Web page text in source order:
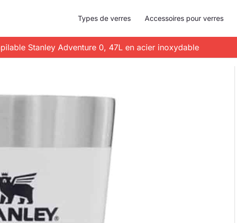
Types de verres Accessoires pour verres
Stanley Adventure 0, 47L en acier inoxydable